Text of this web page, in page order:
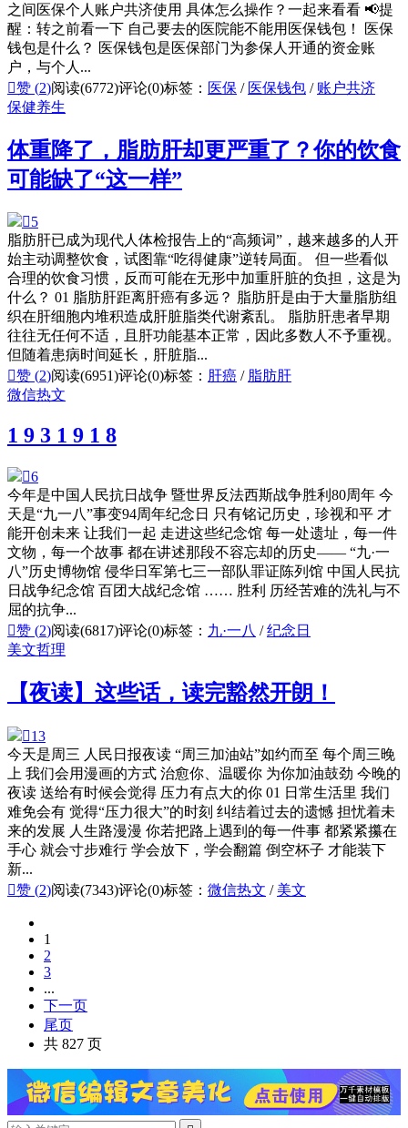
之间医保个人账户共济使用 具体怎么操作？一起来看看 📢提
醒：转之前看一下 自己要去的医院能不能用医保钱包！ 医保
钱包是什么？ 医保钱包是医保部门为参保人开通的资金账
户，与个人...
赞 (2)阅读(6772)评论(0)标签： 医保 / 医保钱包 / 账户共济
保健养生
体重降了，脂肪肝却更严重了？你的饮食
可能缺了“这一样”
5
脂肪肝已成为现代人体检报告上的“高频词”，越来越多的人开
始主动调整饮食，试图靠“吃得健康”逆转局面。 但一些看似
合理的饮食习惯，反而可能在无形中加重肝脏的负担，这是为
什么？ 01 脂肪肝距离肝癌有多远？ 脂肪肝是由于大量脂肪组
织在肝细胞内堆积造成肝脏脂类代谢紊乱。 脂肪肝患者早期
往往无任何不适，且肝功能基本正常，因此多数人不予重视。
但随着患病时间延长，肝脏脂...
赞 (2)阅读(6951)评论(0)标签： 肝癌 / 脂肪肝
微信热文
1 9 3 1 9 1 8
6
今年是中国人民抗日战争 暨世界反法西斯战争胜利80周年 今
天是“九一八”事变94周年纪念日 只有铭记历史，珍视和平 才
能开创未来 让我们一起 走进这些纪念馆 每一处遗址，每一件
文物，每一个故事 都在讲述那段不容忘却的历史—— “九·一
八”历史博物馆 侵华日军第七三一部队罪证陈列馆 中国人民抗
日战争纪念馆 百团大战纪念馆 …… 胜利 历经苦难的洗礼与不
屈的抗争...
赞 (2)阅读(6817)评论(0)标签： 九·一八 /纪念日
美文哲理
【夜读】这些话，读完豁然开朗！
13
今天是周三 人民日报夜读 “周三加油站”如约而至 每个周三晚
上 我们会用漫画的方式 治愈你、温暖你 为你加油鼓劲 今晚的
夜读 送给有时候会觉得 压力有点大的你 01 日常生活里 我们
难免会有 觉得“压力很大”的时刻 纠结着过去的遗憾 担忧着未
来的发展 人生路漫漫 你若把路上遇到的每一件事 都紧紧攥在
手心 就会寸步难行 学会放下，学会翻篇 倒空杯子 才能装下
新...
赞 (2)阅读(7343)评论(0)标签： 微信热文 / 美文
1
2
3
...
下一页
尾页
共 827 页